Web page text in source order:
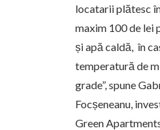
locatarii plătesc
maxim 100 de lei
și apă caldă, în
temperatură de
grade”, spune
Focșeneanu,
Green